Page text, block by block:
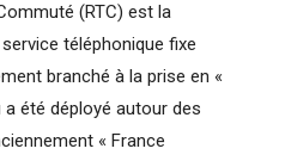
(RTC) est la
téléphonique fixe
branché à la prise en «
a été déployé autour des
« France